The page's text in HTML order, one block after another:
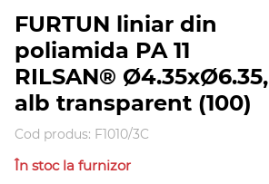
FURTUN liniar din
poliamida PA 11
RILSAN® Ø4.35xØ6.35,
alb transparent (100)
Cod produs: F1010/3C
În stoc la furnizor